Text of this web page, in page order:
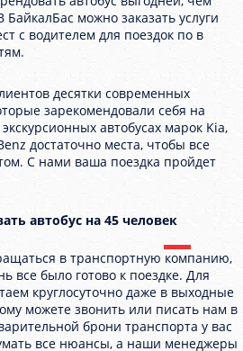
БайкалБас можно заказать услуги
с водителем для поездок по в
десятки современных
зарекомендовали себя на
автобусах марок Kia,
достаточно места, чтобы все
С нами ваша поездка пройдет
автобус на 45 человек
в транспортную компанию,
все было готово к поездке. Для
круглосуточно даже в выходные
можете звонить или писать нам в
брони транспорта у вас
все нюансы, а наши менеджеры